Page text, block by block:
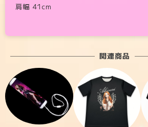
肩幅 41cm
関連商品